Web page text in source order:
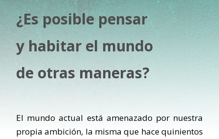
¿Es posible pensar
y habitar el mundo
de otras maneras?
El mundo actual está amenazado por nuestra
propia ambición, la misma que hace quinientos